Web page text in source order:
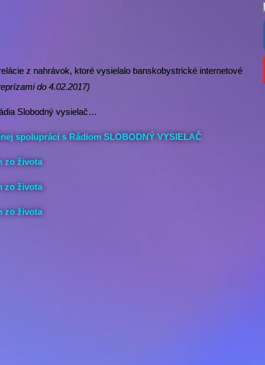
z nahrávok, ktoré vysielalo banskobystrické internetové
do 4.02.2017)
Slobodný vysielač…
spolupráci s Rádiom SLOBODNÝ VYSIELAČ
zo života
zo života
zo života